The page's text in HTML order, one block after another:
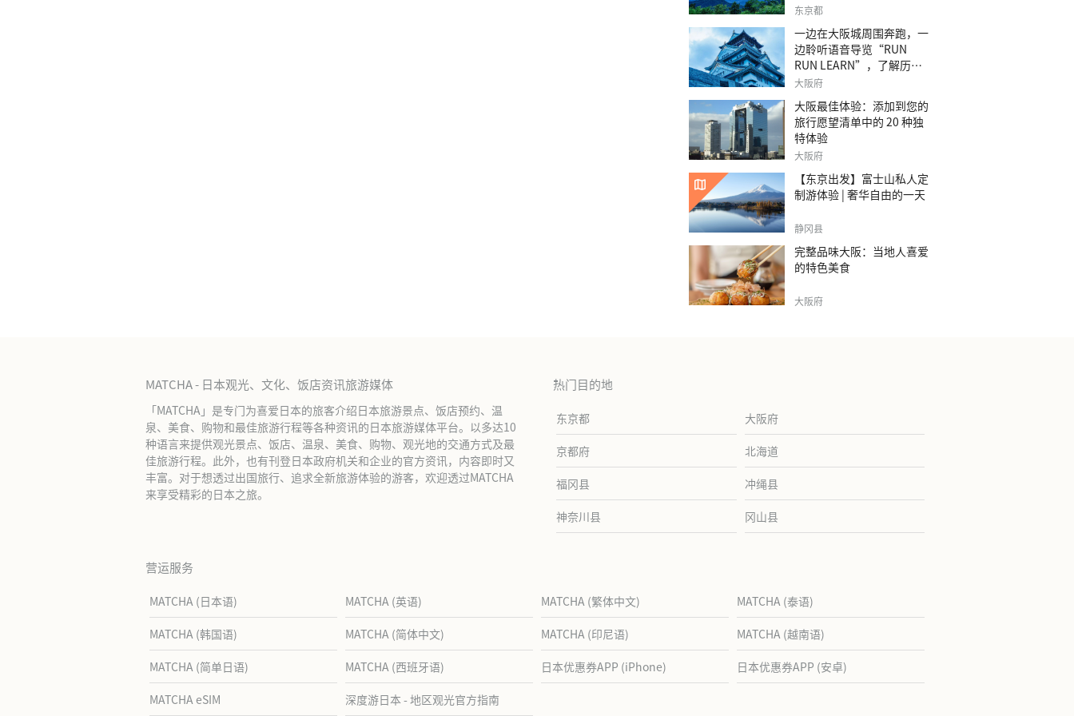
之旅。
东京都
一边在大阪城周围奔跑，一
边聆听语音导览“RUN
RUN LEARN”，了解历
史。
大阪府
大阪最佳体验：添加到您的
旅行愿望清单中的 20 种独
特体验
大阪府
【东京出发】富士山私人定
制游体验 | 奢华自由的一天
静冈县
完整品味大阪：当地人喜爱
的特色美食
大阪府
MATCHA - 日本观光、文化、饭店资讯旅游媒体
「MATCHA」是专门为喜爱日本的旅客介绍日本旅游景点、饭店预约、温
泉、美食、购物和最佳旅游行程等各种资讯的日本旅游媒体平台。以多达10
种语言来提供观光景点、饭店、温泉、美食、购物、观光地的交通方式及最
佳旅游行程。此外，也有刊登日本政府机关和企业的官方资讯，内容即时又
丰富。对于想透过出国旅行、追求全新旅游体验的游客，欢迎透过MATCHA
来享受精彩的日本之旅。
热门目的地
东京都 大阪府
京都府 北海道
福冈县 冲绳县
神奈川县 冈山县
营运服务
MATCHA (日本语) MATCHA (英语) MATCHA (繁体中文) MATCHA (泰语)
MATCHA (韩国语) MATCHA (简体中文) MATCHA (印尼语) MATCHA (越南语)
MATCHA (简单日语) MATCHA (西班牙语) 日本优惠券APP (iPhone) 日本优惠券APP (安卓)
MATCHA eSIM 深度游日本 - 地区观光官方指南